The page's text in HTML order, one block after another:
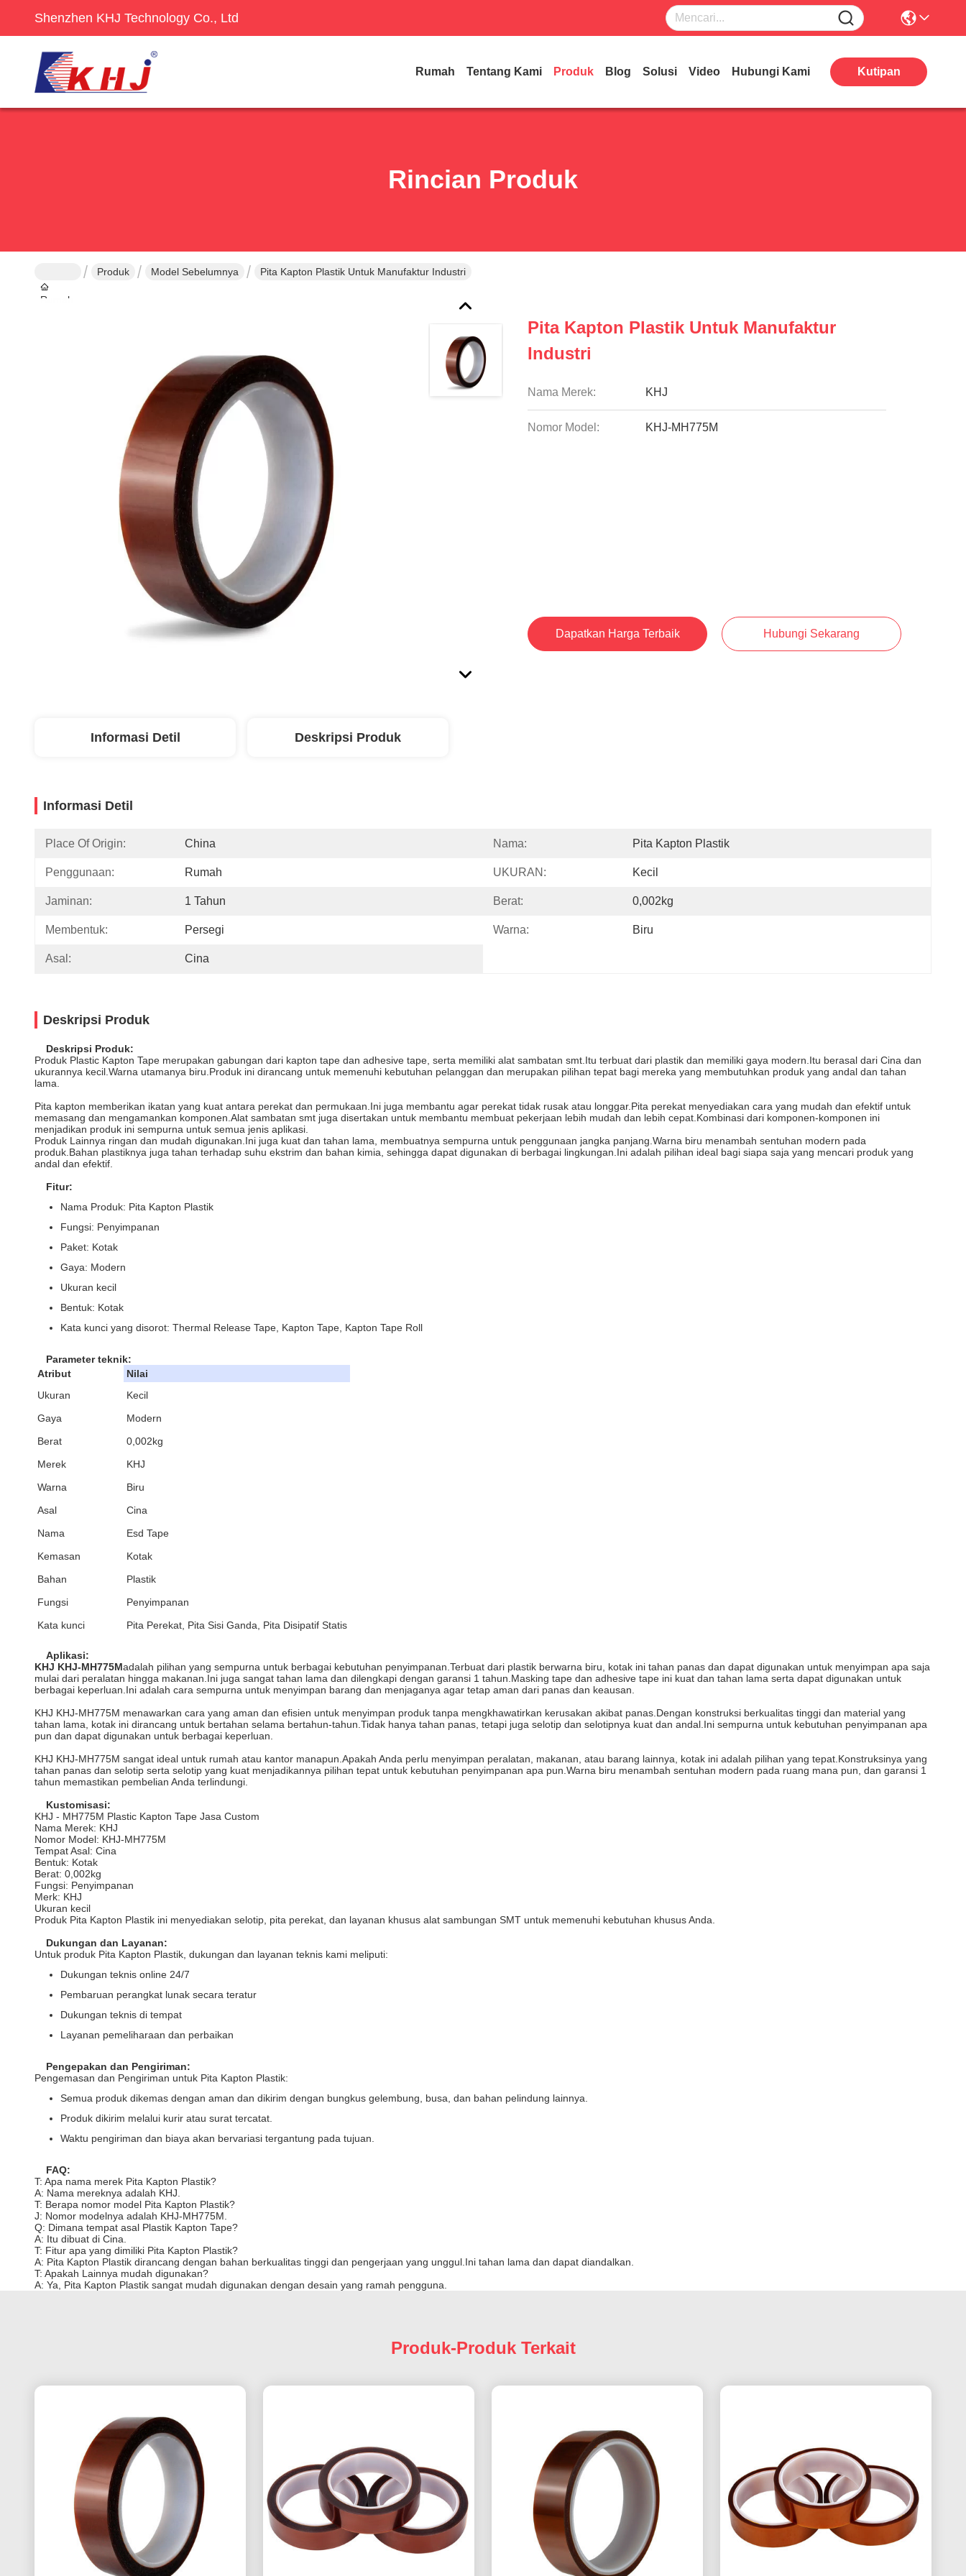
Shenzhen KHJ Technology Co., Ltd
Rumah Tentang Kami Produk Blog Solusi Video Hubungi Kami Kutipan
Rincian Produk
Rumah
Produk Model Sebelumnya Pita Kapton Plastik Untuk Manufaktur Industri
Pita Kapton Plastik Untuk Manufaktur
Industri
Nama Merek: KHJ
Nomor Model: KHJ-MH775M
Dapatkan Harga Terbaik Hubungi Sekarang
Informasi Detil Deskripsi Produk
Informasi Detil
Place Of Origin: China Nama: Pita Kapton Plastik
Penggunaan: Rumah UKURAN: Kecil
Jaminan: 1 Tahun Berat: 0,002kg
Membentuk: Persegi Warna: Biru
Asal: Cina
Deskripsi Produk
Deskripsi Produk:
Produk Plastic Kapton Tape merupakan gabungan dari kapton tape dan adhesive tape, serta memiliki alat sambatan smt.Itu terbuat dari plastik dan memiliki gaya modern.Itu berasal dari Cina dan
ukurannya kecil.Warna utamanya biru.Produk ini dirancang untuk memenuhi kebutuhan pelanggan dan merupakan pilihan tepat bagi mereka yang membutuhkan produk yang andal dan tahan
lama.
Pita kapton memberikan ikatan yang kuat antara perekat dan permukaan.Ini juga membantu agar perekat tidak rusak atau longgar.Pita perekat menyediakan cara yang mudah dan efektif untuk
memasang dan mengamankan komponen.Alat sambatan smt juga disertakan untuk membantu membuat pekerjaan lebih mudah dan lebih cepat.Kombinasi dari komponen-komponen ini
menjadikan produk ini sempurna untuk semua jenis aplikasi.
Produk Lainnya ringan dan mudah digunakan.Ini juga kuat dan tahan lama, membuatnya sempurna untuk penggunaan jangka panjang.Warna biru menambah sentuhan modern pada
produk.Bahan plastiknya juga tahan terhadap suhu ekstrim dan bahan kimia, sehingga dapat digunakan di berbagai lingkungan.Ini adalah pilihan ideal bagi siapa saja yang mencari produk yang
andal dan efektif.
Fitur:
Nama Produk: Pita Kapton Plastik
Fungsi: Penyimpanan
Paket: Kotak
Gaya: Modern
Ukuran kecil
Bentuk: Kotak
Kata kunci yang disorot: Thermal Release Tape, Kapton Tape, Kapton Tape Roll
Parameter teknik:
Atribut
Nilai
Ukuran
Kecil
Gaya
Modern
Berat
0,002kg
Merek
KHJ
Warna
Biru
Asal
Cina
Nama
Esd Tape
Kemasan
Kotak
Bahan
Plastik
Fungsi
Penyimpanan
Kata kunci
Pita Perekat, Pita Sisi Ganda, Pita Disipatif Statis
Aplikasi:
KHJ KHJ-MH775Madalah pilihan yang sempurna untuk berbagai kebutuhan penyimpanan.Terbuat dari plastik berwarna biru, kotak ini tahan panas dan dapat digunakan untuk menyimpan apa saja
mulai dari peralatan hingga makanan.Ini juga sangat tahan lama dan dilengkapi dengan garansi 1 tahun.Masking tape dan adhesive tape ini kuat dan tahan lama serta dapat digunakan untuk
berbagai keperluan.Ini adalah cara sempurna untuk menyimpan barang dan menjaganya agar tetap aman dari panas dan keausan.
KHJ KHJ-MH775M menawarkan cara yang aman dan efisien untuk menyimpan produk tanpa mengkhawatirkan kerusakan akibat panas.Dengan konstruksi berkualitas tinggi dan material yang
tahan lama, kotak ini dirancang untuk bertahan selama bertahun-tahun.Tidak hanya tahan panas, tetapi juga selotip dan selotipnya kuat dan andal.Ini sempurna untuk kebutuhan penyimpanan apa
pun dan dapat digunakan untuk berbagai keperluan.
KHJ KHJ-MH775M sangat ideal untuk rumah atau kantor manapun.Apakah Anda perlu menyimpan peralatan, makanan, atau barang lainnya, kotak ini adalah pilihan yang tepat.Konstruksinya yang
tahan panas dan selotip serta selotip yang kuat menjadikannya pilihan tepat untuk kebutuhan penyimpanan apa pun.Warna biru menambah sentuhan modern pada ruang mana pun, dan garansi 1
tahun memastikan pembelian Anda terlindungi.
Kustomisasi:
KHJ - MH775M Plastic Kapton Tape Jasa Custom
Nama Merek: KHJ
Nomor Model: KHJ-MH775M
Tempat Asal: Cina
Bentuk: Kotak
Berat: 0,002kg
Fungsi: Penyimpanan
Merk: KHJ
Ukuran kecil
Produk Pita Kapton Plastik ini menyediakan selotip, pita perekat, dan layanan khusus alat sambungan SMT untuk memenuhi kebutuhan khusus Anda.
Dukungan dan Layanan:
Untuk produk Pita Kapton Plastik, dukungan dan layanan teknis kami meliputi:
Dukungan teknis online 24/7
Pembaruan perangkat lunak secara teratur
Dukungan teknis di tempat
Layanan pemeliharaan dan perbaikan
Pengepakan dan Pengiriman:
Pengemasan dan Pengiriman untuk Pita Kapton Plastik:
Semua produk dikemas dengan aman dan dikirim dengan bungkus gelembung, busa, dan bahan pelindung lainnya.
Produk dikirim melalui kurir atau surat tercatat.
Waktu pengiriman dan biaya akan bervariasi tergantung pada tujuan.
FAQ:
T: Apa nama merek Pita Kapton Plastik?
A: Nama mereknya adalah KHJ.
T: Berapa nomor model Pita Kapton Plastik?
J: Nomor modelnya adalah KHJ-MH775M.
Q: Dimana tempat asal Plastik Kapton Tape?
A: Itu dibuat di Cina.
T: Fitur apa yang dimiliki Pita Kapton Plastik?
A: Pita Kapton Plastik dirancang dengan bahan berkualitas tinggi dan pengerjaan yang unggul.Ini tahan lama dan dapat diandalkan.
T: Apakah Lainnya mudah digunakan?
A: Ya, Pita Kapton Plastik sangat mudah digunakan dengan desain yang ramah pengguna.
Produk-Produk Terkait